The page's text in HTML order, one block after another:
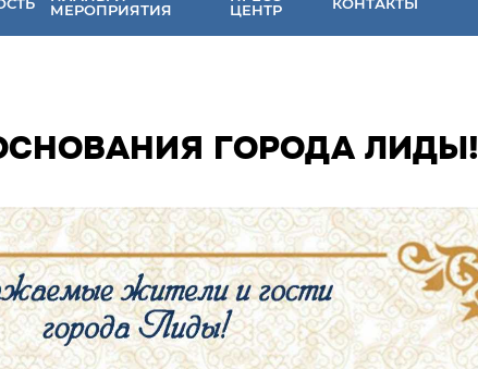
МЕРОПРИЯТИЯ
ЦЕНТР
ГОРОДА ЛИДЫ!